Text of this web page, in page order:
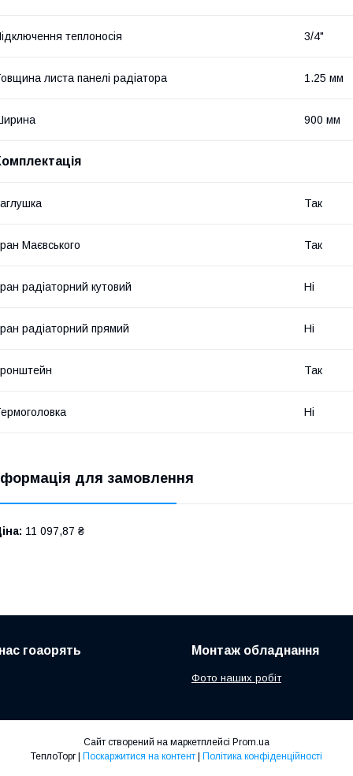
теплоносія 3/4"
листа панелі радіатора 1.25 мм
900 мм
Так
Маєвського Так
радіаторний кутовий Ні
радіаторний прямий Ні
Так
Ні
для замовлення
11 097,87 ₴
гоаорять Монтаж обладнання
Фото наших робіт
Сайт створений на маркетплейсі Prom.ua
ТеплоТорг | Поскаржитися на контент | Політика конфіденційності